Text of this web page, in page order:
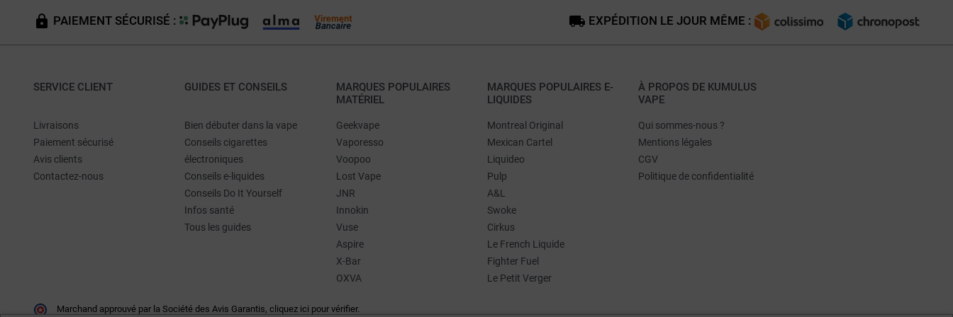
PAIEMENT SÉCURISÉ : EXPÉDITION LE JOUR MÊME :
SERVICE CLIENT
Livraisons
Paiement sécurisé
Avis clients
Contactez-nous
GUIDES ET CONSEILS
Bien débuter dans la vape
Conseils cigarettes
électroniques
Conseils e-liquides
Conseils Do It Yourself
Infos santé
Tous les guides
MARQUES POPULAIRES
MATÉRIEL
Geekvape
Vaporesso
Voopoo
Lost Vape
JNR
Innokin
Vuse
Aspire
X-Bar
OXVA
MARQUES POPULAIRES E-
LIQUIDES
Montreal Original
Mexican Cartel
Liquideo
Pulp
A&L
Swoke
Cirkus
Le French Liquide
Fighter Fuel
Le Petit Verger
À PROPOS DE KUMULUS
VAPE
Qui sommes-nous ?
Mentions légales
CGV
Politique de confidentialité
Marchand approuvé par la Société des Avis Garantis, cliquez ici pour vérifier.